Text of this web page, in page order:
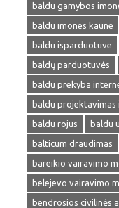
baldu gamybos
baldu imones kaune
baldu isparduotuve
baldų parduotuvės
baldu prekyba
baldu projektavimas
baldu rojus
baldu
balticum draudimas
bareikio vairavimo
belejevo vairavimo
bendrosios civilinės